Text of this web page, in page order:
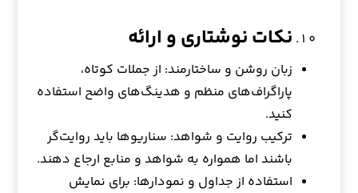
نکات نوشتاری و ارائه
زبان روشن و ساختارمند: از جملات کوتاه،
پاراگراف‌های منظم و هدینگ‌های واضح استفاده
کنید.
ترکیب روایت و شواهد: سناریوها باید روایت‌گر
باشند اما همواره به شواهد و منابع ارجاع دهند.
استفاده از جداول و نمودارها: برای نمایش